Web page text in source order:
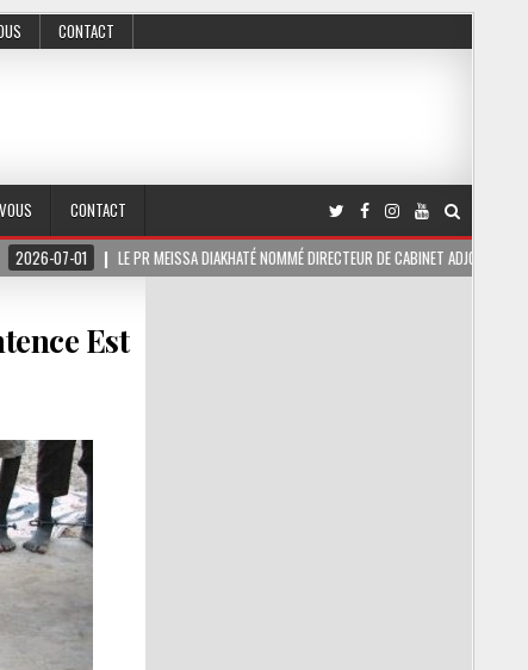
CONTACT
CONTACT
LE PR MEISSA DIAKHATÉ NOMMÉ DIRECTEUR DE CABINET ADJOINT DU PRÉSIDENT DE LA
Est